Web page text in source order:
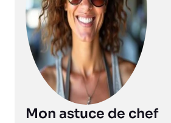
Mon astuce de chef